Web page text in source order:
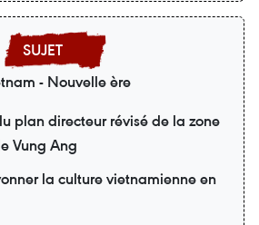
- Nouvelle ère
plan directeur révisé de la zone
Vung Ang
la culture vietnamienne en